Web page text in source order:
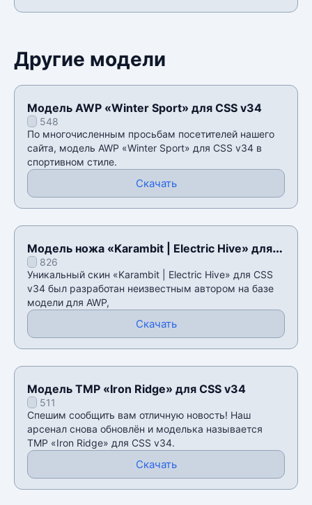
Другие модели
Модель AWP «Winter Sport» для CSS v34
548
По многочисленным просьбам посетителей нашего
сайта, модель AWP «Winter Sport» для CSS v34 в
спортивном стиле.
Скачать
Модель ножа «Karambit | Electric Hive» для
CSS v34
826
Уникальный скин «Karambit | Electric Hive» для CSS
v34 был разработан неизвестным автором на базе
модели для AWP,
Скачать
Модель TMP «Iron Ridge» для CSS v34
511
Спешим сообщить вам отличную новость! Наш
арсенал снова обновлён и моделька называется
TMP «Iron Ridge» для CSS v34.
Скачать